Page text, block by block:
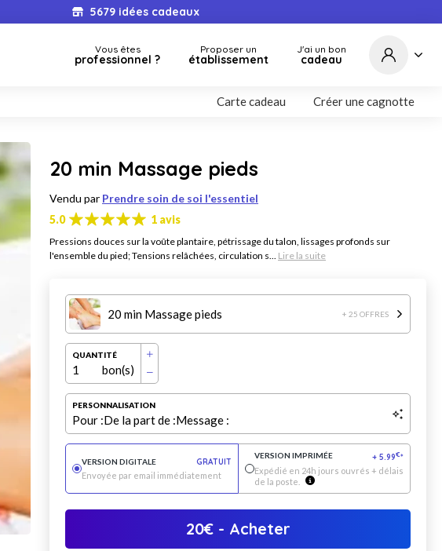
5679 idées cadeaux
Vous êtes
professionnel ?
Proposer un
établissement
J'ai un bon
cadeau
Carte cadeau Créer une cagnotte
20 min Massage pieds
Vendu par Prendre soin de soi l'essentiel
5.0
1 avis
Pressions douces sur la voûte plantaire, pétrissage du talon, lissages profonds sur
l'ensemble du pied; Tensions relâchées, circulation s... Lire la suite
20 min Massage pieds + 25 OFFRES
QUANTITÉ
1 bon(s)
PERSONNALISATION
Pour :De la part de :Message :
VERSION DIGITALE
GRATUIT
Envoyée par email immédiatement
VERSION IMPRIMÉE + 5.99€*
Expédié en 24h jours ouvrés + délais
de la poste.
20€- Acheter